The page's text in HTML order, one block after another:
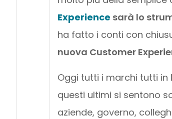
Experience sarà lo
ha fatto i conti con
nuova Customer
Oggi tutti i marchi tutti in
questi ultimi si sentono
aziende, governo,